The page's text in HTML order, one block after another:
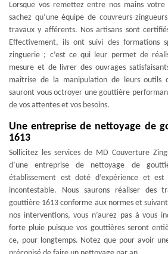
Lorsque vos remettez entre nos mains
sachez qu’une équipe de couvreurs
travaux y afférents. Nos artisans sont
Effectivement, ils ont suivi des formations
zinguerie ; c’est ce qui leur permet de
mesure et de livrer des ouvrages
maîtrise de la manipulation de leurs outils
sauront vous octroyer une gouttière
de vos attentes et vos besoins.
Une entreprise de nettoyage de
1613
Sollicitez les services de MD Couverture
d’une entreprise de nettoyage de
établissement est doté d’expérience et est
incontestable. Nous saurons réaliser des
gouttière 1613 conforme aux normes et
nos interventions, vous n’aurez pas à vous
forte pluie puisque vos gouttières seront
ce, pour longtemps. Notez que pour avoir